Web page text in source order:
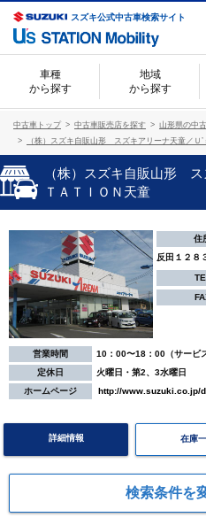
スズキ公式中古車検索サイト
車種
から探す
地域
から探す
中古車トップ 中古車販売店を探す
山形県の中
（株）スズキ自販山形 スズキアリーナ天童／
（株）スズキ自販山形
ＴＡＴＩＯＮ天童
住
反田１２８
営業時間
10：00〜18：00（サービ
定休日
火曜日・第2、3水曜日
ホームページ
http://www.suzuki.co.jp/
詳細情報 在庫
検索条件を